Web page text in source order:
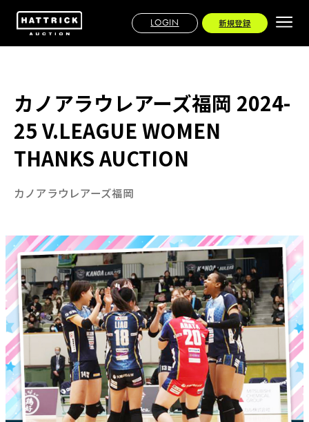
LOGIN 新規登録
カノアラウレアーズ福岡 2024-
25 V.LEAGUE WOMEN
THANKS AUCTION
カノアラウレアーズ福岡